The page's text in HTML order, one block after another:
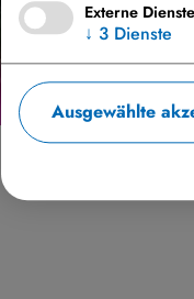
Externe Dienste
↓ 3 Dienste
Ausgewählte